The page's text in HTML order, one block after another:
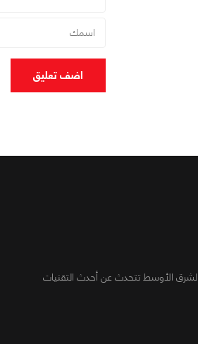
اضف تعليق
الأوسط تتحدث عن أحدث التقنيات